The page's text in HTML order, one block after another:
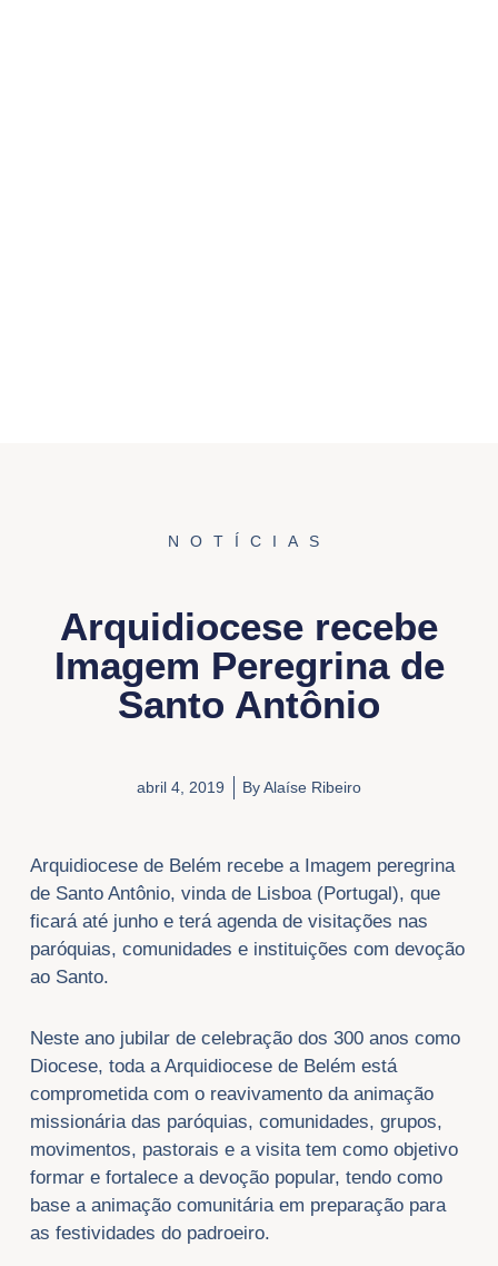
NOTÍCIAS
Arquidiocese recebe
Imagem Peregrina de
Santo Antônio
abril 4, 2019 ByAlaíse Ribeiro
Arquidiocese de Belém recebe a Imagem peregrina
de Santo Antônio, vinda de Lisboa (Portugal), que
ficará até junho e terá agenda de visitações nas
paróquias, comunidades e instituições com devoção
ao Santo.
Neste ano jubilar de celebração dos 300 anos como
Diocese, toda a Arquidiocese de Belém está
comprometida com o reavivamento da animação
missionária das paróquias, comunidades, grupos,
movimentos, pastorais e a visita tem como objetivo
formar e fortalece a devoção popular, tendo como
base a animação comunitária em preparação para
as festividades do padroeiro.